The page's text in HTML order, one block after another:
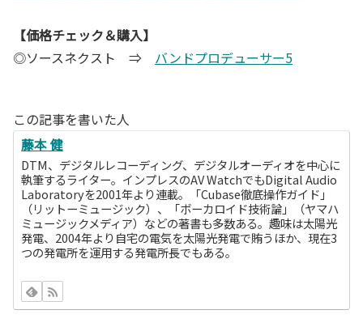
【価格チェック＆購入】
◎ソースネクスト ⇒ バンドプロデューサー5
この記事を書いた人
藤本 健
DTM、デジタルレコーディング、デジタルオーディオを中心に
執筆するライター。インプレスのAV WatchでもDigital Audio
Laboratoryを2001年より連載。「Cubase徹底操作ガイド」
（リットーミュージック）、「ボーカロイド技術論」（ヤマハ
ミュージックメディア）などの著書も多数ある。趣味は太陽光
発電、2004年より自宅の電気を太陽光発電で賄うほか、現在3
つの発電所を運用する発電所長でもある。